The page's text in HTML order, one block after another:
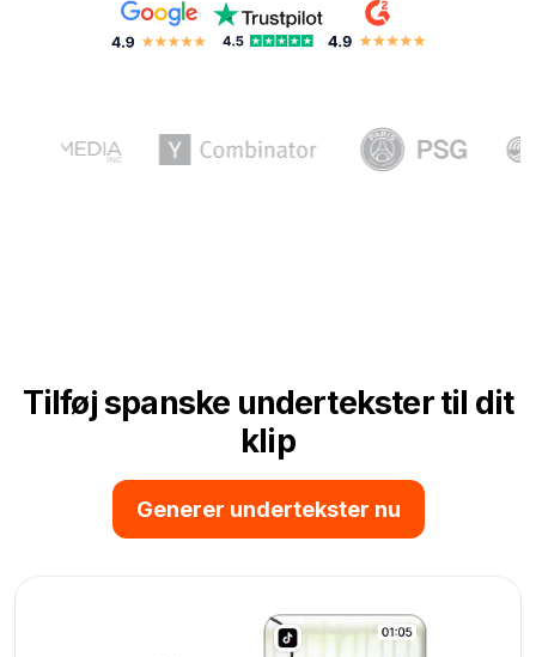
Tilføj spanske undertekster til dit
klip
Generer undertekster nu